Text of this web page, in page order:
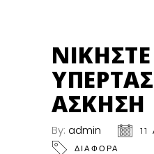
ΆΣΚΗΣΗ
By: admin
11
ΔΙΑΦΟΡΑ